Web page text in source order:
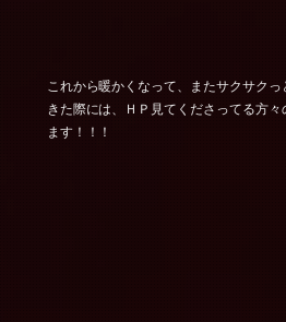
これから暖かくなって、またサクサク
きた際には、ＨＰ見てくださってる方
ます！！！